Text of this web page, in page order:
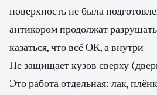
поверхность не была
антикором продолжат
казаться, что всё ОК, а внутри
Не защищает кузов сверху
Это работа отдельная: лак,